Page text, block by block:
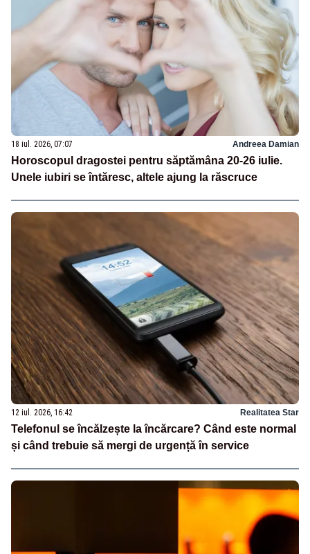
18 iul. 2026, 07:07 Andreea Damian
Horoscopul dragostei pentru săptămâna 20-26 iulie.
Unele iubiri se întăresc, altele ajung la răscruce
12 iul. 2026, 16:42 Realitatea Star
Telefonul se încălzește la încărcare? Când este normal
și când trebuie să mergi de urgență în service